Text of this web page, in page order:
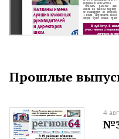
Прошлые
4